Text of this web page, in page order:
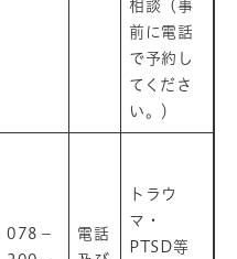
相談（事
前に電話
で予約し
てくださ
い。）
078－
電話
トラウ
マ・
PTSD等